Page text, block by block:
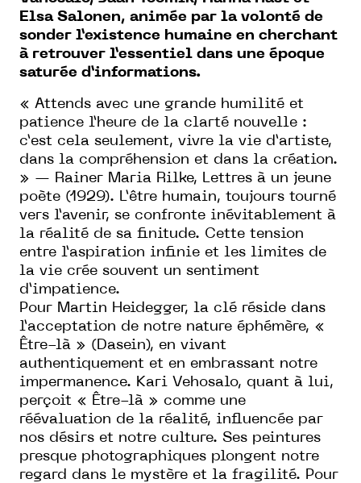
Elsa Salonen, animée par la volonté de
sonder l’existence humaine en cherchant
à retrouver l’essentiel dans une époque
saturée d’informations.
« Attends avec une grande humilité et
patience l’heure de la clarté nouvelle :
c’est cela seulement, vivre la vie d’artiste,
dans la compréhension et dans la création.
» — Rainer Maria Rilke, Lettres à un jeune
poète (1929). L’être humain, toujours tourné
vers l’avenir, se confronte inévitablement à
la réalité de sa finitude. Cette tension
entre l’aspiration infinie et les limites de
la vie crée souvent un sentiment
d’impatience.
Pour Martin Heidegger, la clé réside dans
l’acceptation de notre nature éphémère, «
Être-là » (Dasein), en vivant
authentiquement et en embrassant notre
impermanence. Kari Vehosalo, quant à lui,
perçoit « Être-là » comme une
réévaluation de la réalité, influencée par
nos désirs et notre culture. Ses peintures
presque photographiques plongent notre
regard dans le mystère et la fragilité. Pour